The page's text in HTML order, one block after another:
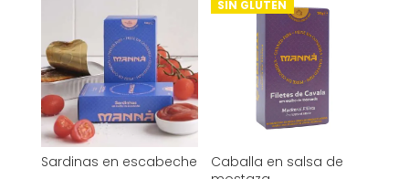
Sardinas en escabeche
SIN GLUTEN
Caballa en salsa de